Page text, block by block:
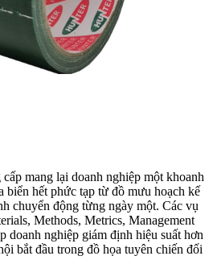
mang lại doanh nghiệp một khoanh
biển hết phức tạp từ đồ mưu hoạch kế
chuyển động từng ngày một. Các vụ
Methods, Metrics, Management
doanh nghiệp giám định hiệu suất hơn
bắt đầu trong đồ họa tuyên chiến đối